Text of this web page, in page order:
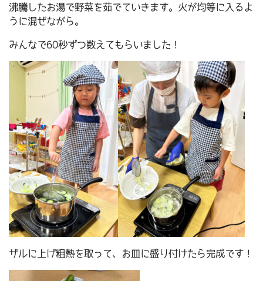
沸騰したお湯で野菜を茹でていきます。火が均等に入るよ
うに混ぜながら。
みんなで60秒ずつ数えてもらいました！
ザルに上げ粗熱を取って、お皿に盛り付けたら完成です！